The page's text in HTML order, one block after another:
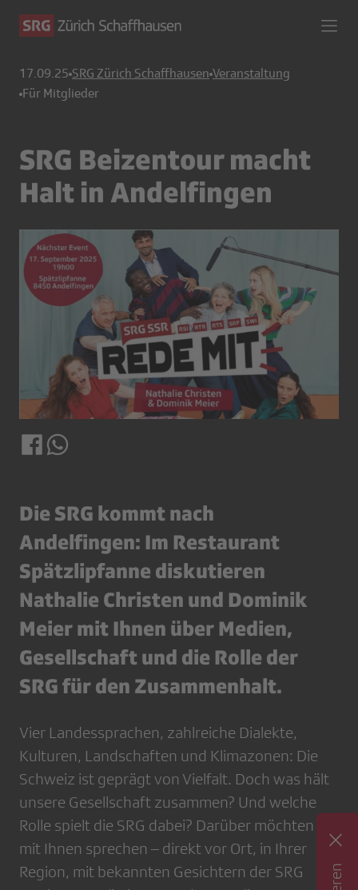
17.09.25 SRG Zürich Schaffhausen Veranstaltung
Für Mitglieder
SRG Beizentour macht
Halt in Andelfingen
Die SRG kommt nach
Andelfingen: Im Restaurant
Spätzlipfanne diskutieren
Nathalie Christen und Dominik
Meiermit Ihnen über Medien,
Gesellschaft und die Rolle der
SRG für den Zusammenhalt.
Vier Landessprachen, zahlreiche Dialekte,
Kulturen, Landschaften und Klimazonen: Die
Schweiz ist geprägt von Vielfalt. Doch was hält
unsere Gesellschaft zusammen? Und welche
Rolle spielt die SRG dabei? Darüber möchten wir
mit Ihnen sprechen – direkt vor Ort, in Ihrer
Region, mit bekannten Gesichtern der SRG